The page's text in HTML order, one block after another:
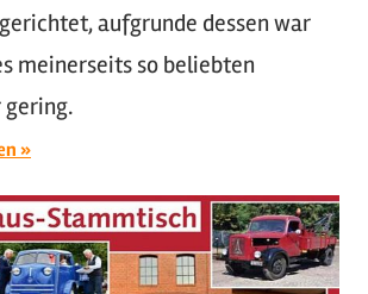
aufgrunde dessen war
meinerseits so beliebten